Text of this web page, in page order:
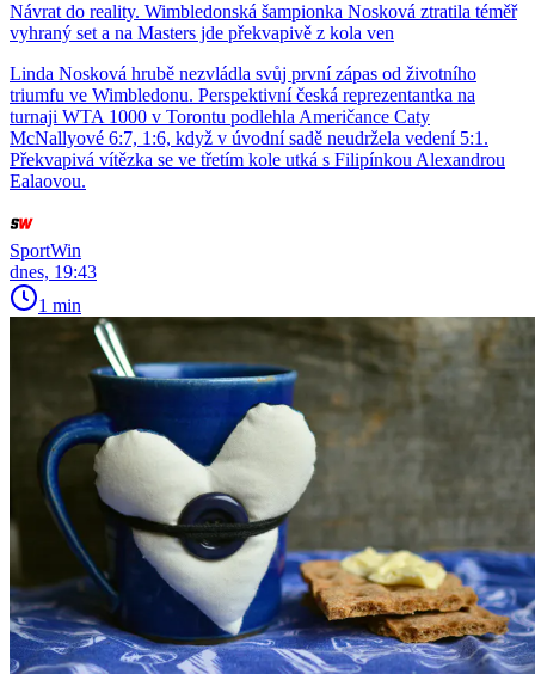
Návrat do reality. Wimbledonská šampionka Nosková ztratila téměř
vyhraný set a na Masters jde překvapivě z kola ven
Linda Nosková hrubě nezvládla svůj první zápas od životního
triumfu ve Wimbledonu. Perspektivní česká reprezentantka na
turnaji WTA 1000 v Torontu podlehla Američance Caty
McNallyové 6:7, 1:6, když v úvodní sadě neudržela vedení 5:1.
Překvapivá vítězka se ve třetím kole utká s Filipínkou Alexandrou
Ealaovou.
SportWin
dnes, 19:43
1 min